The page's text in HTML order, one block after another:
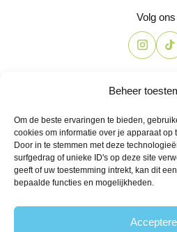
Beheer
Om de beste ervaringen te bieden,
cookies om informatie over je apparaat op
Door in te stemmen met deze
surfgedrag of unieke ID's op deze site
geeft of uw toestemming intrekt, kan dit
bepaalde functies en mogelijkheden.
Volg ons
info@the-
Langestraat 106, 3811